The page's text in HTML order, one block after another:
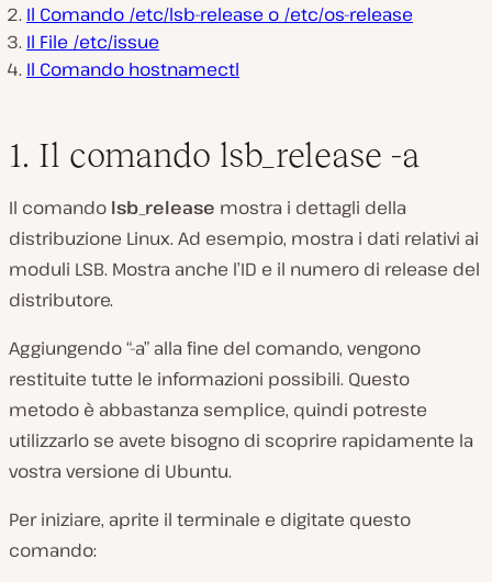
Il Comando /etc/lsb-release o /etc/os-release
Il File /etc/issue
Il Comando hostnamectl
1. Il comando lsb_release -a
Il comando lsb_release mostra i dettagli della
distribuzione Linux. Ad esempio, mostra i dati relativi ai
moduli LSB. Mostra anche l’ID e il numero di release del
distributore.
Aggiungendo “-a” alla fine del comando, vengono
restituite tutte le informazioni possibili. Questo
metodo è abbastanza semplice, quindi potreste
utilizzarlo se avete bisogno di scoprire rapidamente la
vostra versione di Ubuntu.
Per iniziare, aprite il terminale e digitate questo
comando: